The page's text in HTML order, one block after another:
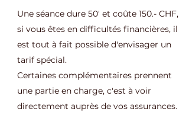
Une séance dure 50' et coûte 150.- CHF,
si vous êtes en difficultés financières, il
est tout à fait possible d'envisager un
tarif spécial.
Certaines complémentaires prennent
une partie en charge, c'est à voir
directement auprès de vos assurances.